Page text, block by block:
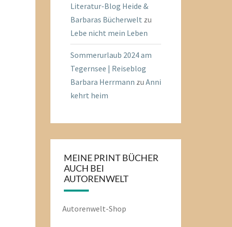
Literatur-Blog Heide &
Barbaras Bücherwelt zu
Lebe nicht mein Leben
Sommerurlaub 2024 am
Tegernsee | Reiseblog
Barbara Herrmann zu Anni
kehrt heim
MEINE PRINT BÜCHER
AUCH BEI
AUTORENWELT
Autorenwelt-Shop